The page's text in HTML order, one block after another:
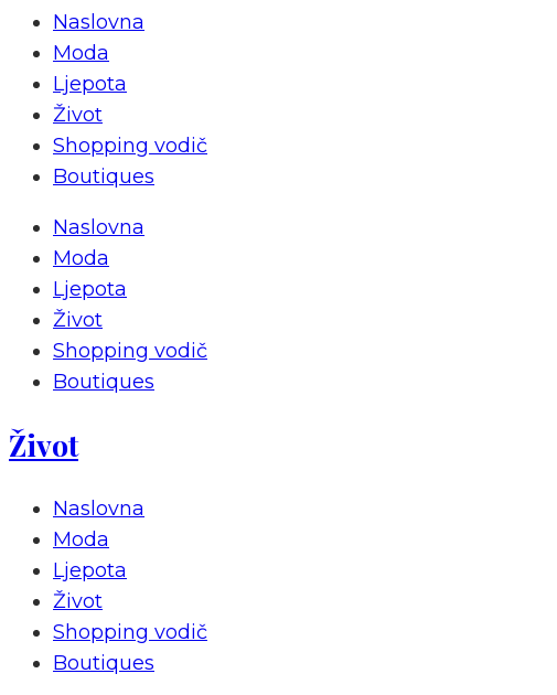
Naslovna
Moda
Ljepota
Život
Shopping vodič
Boutiques
Naslovna
Moda
Ljepota
Život
Shopping vodič
Boutiques
Život
Naslovna
Moda
Ljepota
Život
Shopping vodič
Boutiques